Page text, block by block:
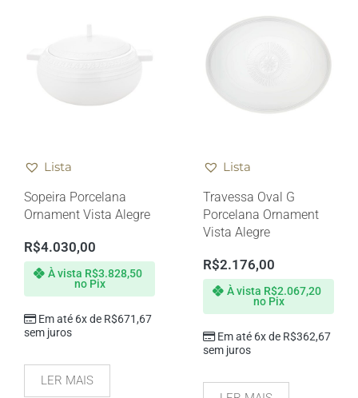
Lista
Sopeira Porcelana
Ornament Vista Alegre
R$4.030,00
Em até 6x de R$671,67
sem juros
À vista R$3.828,50
no Pix
LER MAIS
Lista
Travessa Oval G
Porcelana Ornament
Vista Alegre
R$2.176,00
Em até 6x de R$362,67
sem juros
À vista R$2.067,20
no Pix